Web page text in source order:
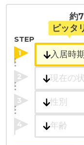
約
ピッタ
STEP
1
2
3
4